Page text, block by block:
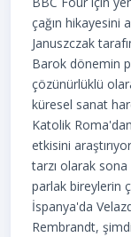
çağın hikayesini
Januszczak
Barok dönemin
çözünürlüklü
küresel sanat
Katolik
etkisini
tarzı olarak
parlak bireylerin
İspanya'da
Rembrandt,